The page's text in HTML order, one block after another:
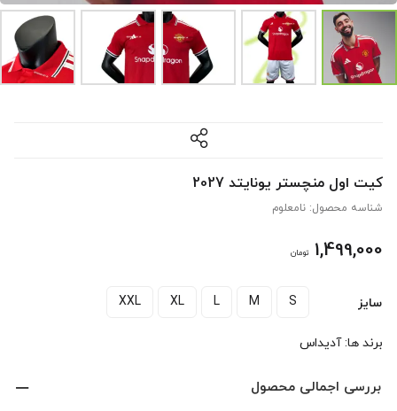
کیت اول منچستر یونایتد 2027
شناسه محصول: نامعلوم
1,499,000 تومان
سایز S
M
L
XL
XXL
برند ها:آدیداس
بررسی اجمالی محصول